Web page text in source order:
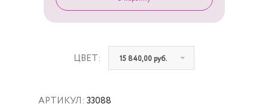
АРТИКУЛ: 33088
ЦВЕТ: 15 840,00 руб.